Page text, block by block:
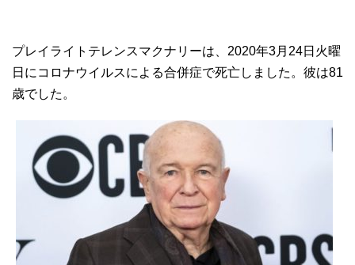
プレイライトテレンスマクナリーは、2020年3月24日火曜
日にコロナウイルスによる合併症で死亡しました。彼は81
歳でした。